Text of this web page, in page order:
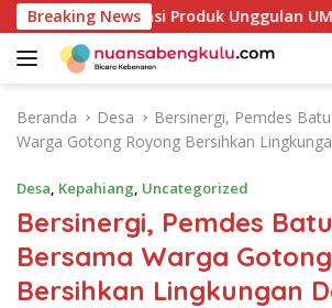
a
Breaking News
Petakan Potensi Produk Unggulan
Beranda Desa
Bersinergi, Pemdes
Warga Gotong Royong Bersihkan
Desa, Kepahiang, Uncategorized
Bersinergi, Pemdes
Bersama Warga
Bersihkan Lingkungan